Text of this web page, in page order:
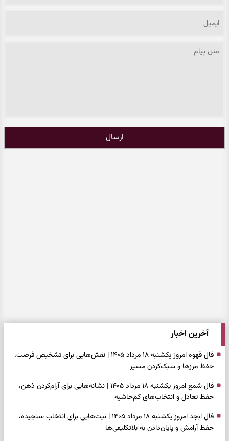
ارسال
آخرین اخبار
فال قهوه امروز یکشنبه ۱۸ مرداد ۱۴۰۵ | نقش‌هایی برای تشخیص فرصت،
حفظ مرزها و سبک‌کردن مسیر
فال شمع امروز یکشنبه ۱۸ مرداد ۱۴۰۵ | نشانه‌هایی برای آرام‌کردن ذهن،
حفظ تعادل و انتخاب‌های کم‌حاشیه
فال ابجد امروز یکشنبه ۱۸ مرداد ۱۴۰۵ | نیت‌هایی برای انتخاب سنجیده،
حفظ آرامش و پایان‌دادن به بلاتکلیفی‌ها